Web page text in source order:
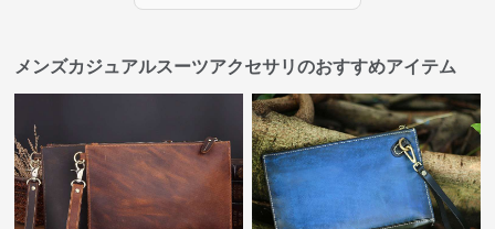
メンズカジュアルスーツアクセサリのおすすめアイテム